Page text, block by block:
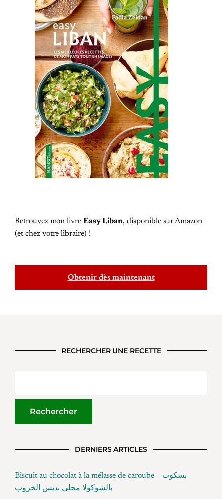
Retrouvez mon livre Easy Liban, disponible sur Amazon
(et chez votre libraire) !
Obtenir dès maintenant
RECHERCHER UNE RECETTE
DERNIERS ARTICLES
Biscuit au chocolat à la mélasse de caroube – بسكوت
بالشوكولا محلى بدبس الخروب